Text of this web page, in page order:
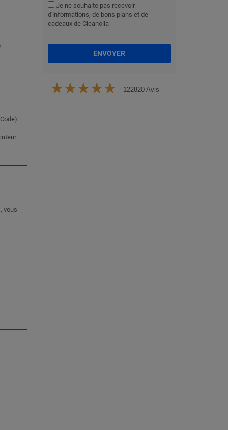
vous
Je ne souhaite pas recevoir
d'informations, de bons plans et de
cadeaux de Cleanolia
ENVOYER
122820 Avis